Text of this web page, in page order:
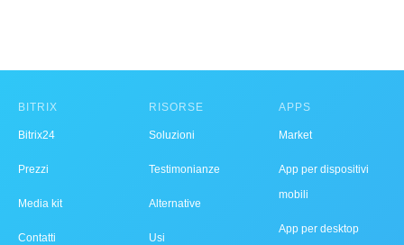
BITRIX
Bitrix24
Prezzi
Media kit
Contatti
RISORSE
Soluzioni
Testimonianze
Alternative
Usi
APPS
Market
App per dispositivi
mobili
App per desktop